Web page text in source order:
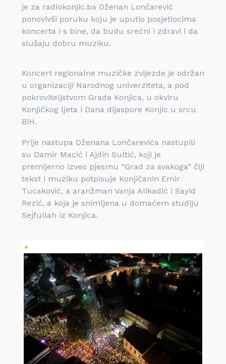
je za radiokonjic.ba Dženan Lončarević
ponovivši poruku koju je uputio posjetiocima
koncerta i s bine, da budu srećni i zdravi i da
slušaju dobru muziku.
Koncert regionalne muzičke zvijezde je održan
u organizaciji Narodnog univerziteta, a pod
pokroviteljstvom Grada Konjica, u okviru
Konjičkog ljeta i Dana dijaspore Konjic u srcu
BiH.
Prije nastupa Dženana Lončarevića nastupili
su Damir Macić i Ajdin Sultić, koji je
premijerno izveo pjesmu “Grad za svakoga” čiji
tekst i muziku potpisuje Konjičanin Emir
Tucaković, a aranžman Vanja Alikadić i Sayid
Rezić, a koja je snimljena u domaćem studiju
Sejfullah iz Konjica.